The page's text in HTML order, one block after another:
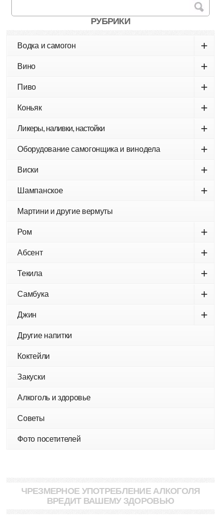
РУБРИКИ
Водка и самогон +
Вино +
Пиво +
Коньяк +
Ликеры, наливки, настойки +
Оборудование самогонщика и винодела +
Виски +
Шампанское +
Мартини и другие вермуты
Ром +
Абсент +
Текила +
Самбука +
Джин +
Другие напитки
Коктейли
Закуски
Алкоголь и здоровье
Советы
Фото посетителей
ЧРЕЗМЕРНОЕ УПОТРЕБЛЕНИЕ АЛКОГОЛЯ
ВРЕДИТ ВАШЕМУ ЗДОРОВЬЮ